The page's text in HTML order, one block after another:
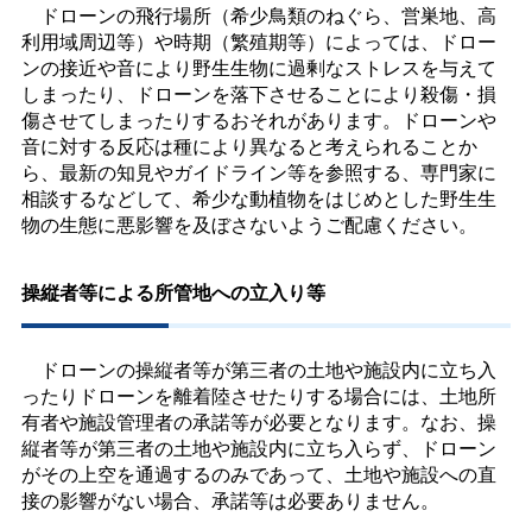
ドローンの飛行場所（希少鳥類のねぐら、営巣地、高
利用域周辺等）や時期（繁殖期等）によっては、ドロー
ンの接近や音により野生生物に過剰なストレスを与えて
しまったり、ドローンを落下させることにより殺傷・損
傷させてしまったりするおそれがあります。ドローンや
音に対する反応は種により異なると考えられることか
ら、最新の知見やガイドライン等を参照する、専門家に
相談するなどして、希少な動植物をはじめとした野生生
物の生態に悪影響を及ぼさないようご配慮ください。
操縦者等による所管地への立入り等
ドローンの操縦者等が第三者の土地や施設内に立ち入
ったりドローンを離着陸させたりする場合には、土地所
有者や施設管理者の承諾等が必要となります。なお、操
縦者等が第三者の土地や施設内に立ち入らず、ドローン
がその上空を通過するのみであって、土地や施設への直
接の影響がない場合、承諾等は必要ありません。